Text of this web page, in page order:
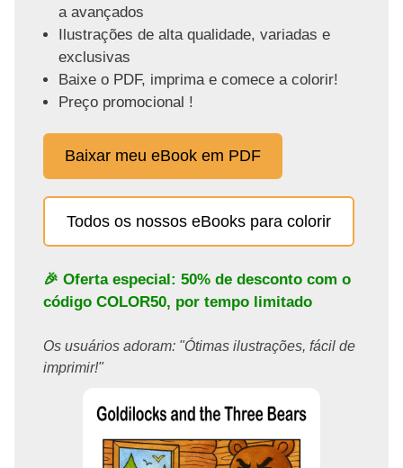
a avançados
Ilustrações de alta qualidade, variadas e
exclusivas
Baixe o PDF, imprima e comece a colorir!
Preço promocional !
Baixar meu eBook em PDF
Todos os nossos eBooks para colorir
🎉 Oferta especial: 50% de desconto com o
código COLOR50, por tempo limitado
Os usuários adoram: "Ótimas ilustrações, fácil de
imprimir!"